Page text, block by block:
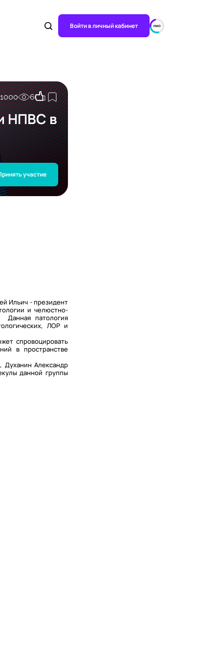
Войти в личный кабинет
1000 6
НПВС в
участие
Ильич - президент
и челюстно-
Данная патология
ЛОР и
спровоцировать
в пространстве
Духанин Александр
данной группы